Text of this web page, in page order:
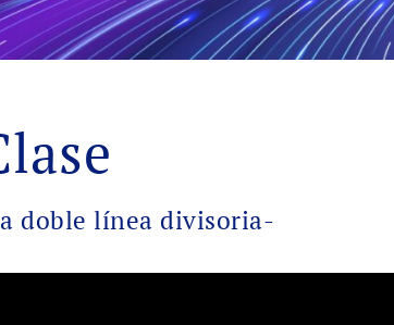
doble línea divisoria-